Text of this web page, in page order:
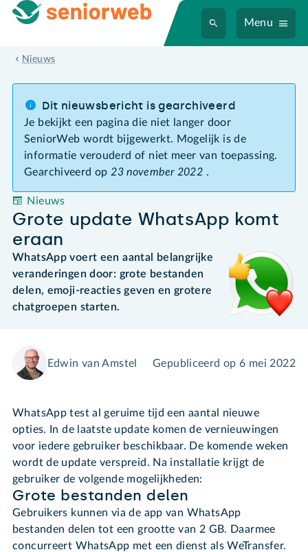
Menu
Nieuws
Grote update WhatsApp komt eraan
Dit nieuwsbericht is gearchiveerd
Je bekijkt een pagina die niet langer door
SeniorWeb wordt bijgewerkt. Mogelijk is de
informatie verouderd of niet meer van toepassing.
Gearchiveerd op 23 november 2022 .
Nieuws
Grote update WhatsApp komt
eraan
WhatsApp voert een aantal belangrijke
veranderingen door: grote bestanden
delen, emoji-reacties geven en grotere
chatgroepen starten.
Edwin van Amstel Gepubliceerd op 6 mei 2022
WhatsApp test al geruime tijd een aantal nieuwe
opties. In de laatste update komen de vernieuwingen
voor iedere gebruiker beschikbaar. De komende weken
wordt de update verspreid. Na installatie krijgt de
gebruiker de volgende mogelijkheden:
Grote bestanden delen
Gebruikers kunnen via de app van WhatsApp
bestanden delen tot een grootte van 2 GB. Daarmee
concurreert WhatsApp met een dienst als WeTransfer.